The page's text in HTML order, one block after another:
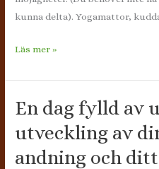
kunna delta). Yogamattor,
Sommar
i
växthuset
Laxmossen
403,
Läs mer »
En dag fylld av
utveckling av
andning och